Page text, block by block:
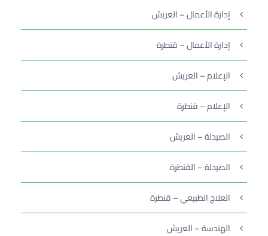
إدارة الأعمال – العريش
إدارة الأعمال – قنطرة
الإعلام – العريش
الإعلام – قنطرة
الصيدلة – العريش
الصيدلة – القنطرة
العلاج الطبيعي – قنطرة
الهندسة – العريش